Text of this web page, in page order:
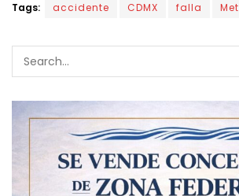
Tags: accidente CDMX falla